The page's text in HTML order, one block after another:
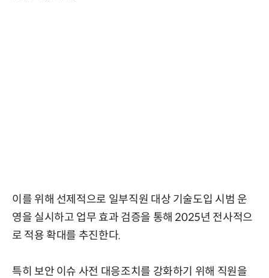
이를 위해 선제적으로 일부직원 대상 기술도입 시범 운
영을 실시하고 업무 효과 검증을 통해 2025년 전사적으
로 적용 확대를 추진한다.
특히 보안 이슈 사전 대응조치를 강화하기 위해 직원을